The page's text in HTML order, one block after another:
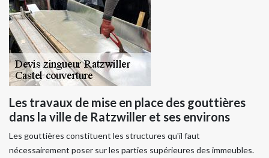
Les travaux de mise en place des gouttières
dans la ville de Ratzwiller et ses environs
Les gouttières constituent les structures qu'il faut
nécessairement poser sur les parties supérieures des immeubles.